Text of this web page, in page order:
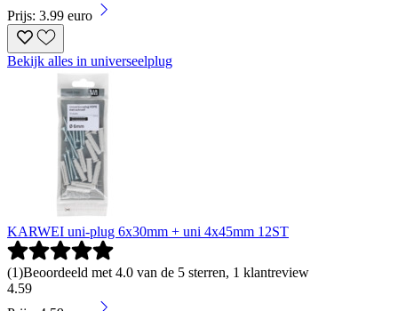
Prijs: 3.99 euro
Bekijk alles in universeelplug
KARWEI uni-plug 6x30mm + uni 4x45mm 12ST
(1)Beoordeeld met 4.0 van de 5 sterren, 1 klantreview
4.59